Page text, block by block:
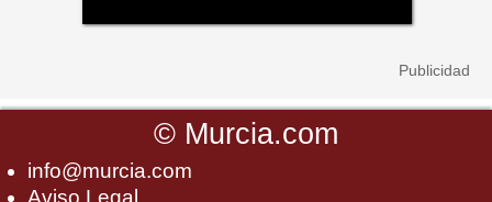
© Murcia.com
info@murcia.com
Aviso Legal